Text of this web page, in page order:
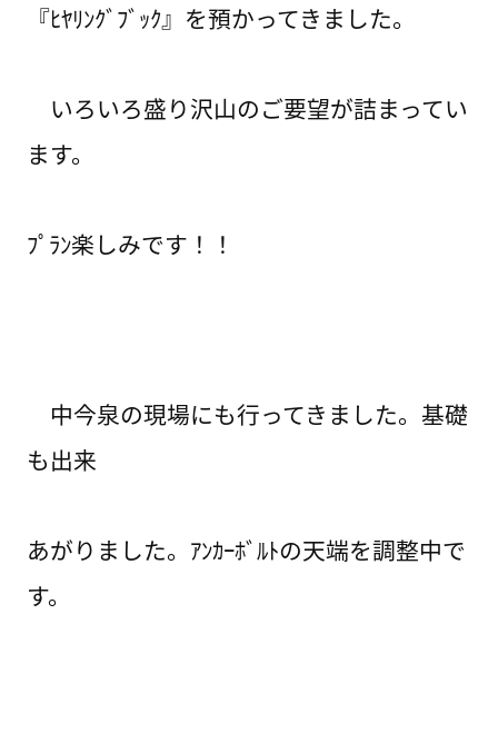
『ﾋﾔﾘﾝｸﾞﾌﾞｯｸ』を預かってきました。
いろいろ盛り沢山のご要望が詰まってい
ます。
ﾌﾟﾗﾝ楽しみです！！
中今泉の現場にも行ってきました。基礎
も出来
あがりました。ｱﾝｶｰﾎﾞﾙﾄの天端を調整中で
す。